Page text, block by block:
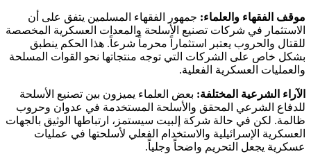
موقف الفقهاء والعلماء:جمهور الفقهاء المسلمين يتفق على أن
الاستثمار في شركات تصنيع الأسلحة والمعدات العسكرية المخصصة
للقتال والحروب يعتبر استثماراً محرماً شرعاً. هذا الحكم ينطبق
بشكل خاص على الشركات التي توجه منتجاتها نحو القوات المسلحة
والعمليات العسكرية الفعلية.
الآراء الشرعية المختلفة:بعض العلماء يميزون بين تصنيع الأسلحة
للدفاع الشرعي المحقق والأسلحة المستخدمة في عدوان وحروب
ظالمة. لكن في حالة شركة إلبيت سيستمز، ارتباطها الوثيق بالجهات
العسكرية الإسرائيلية والاستخدام الفعلي لأسلحتها في عمليات
عسكرية يجعل التحريم واضحاً وجلياً.